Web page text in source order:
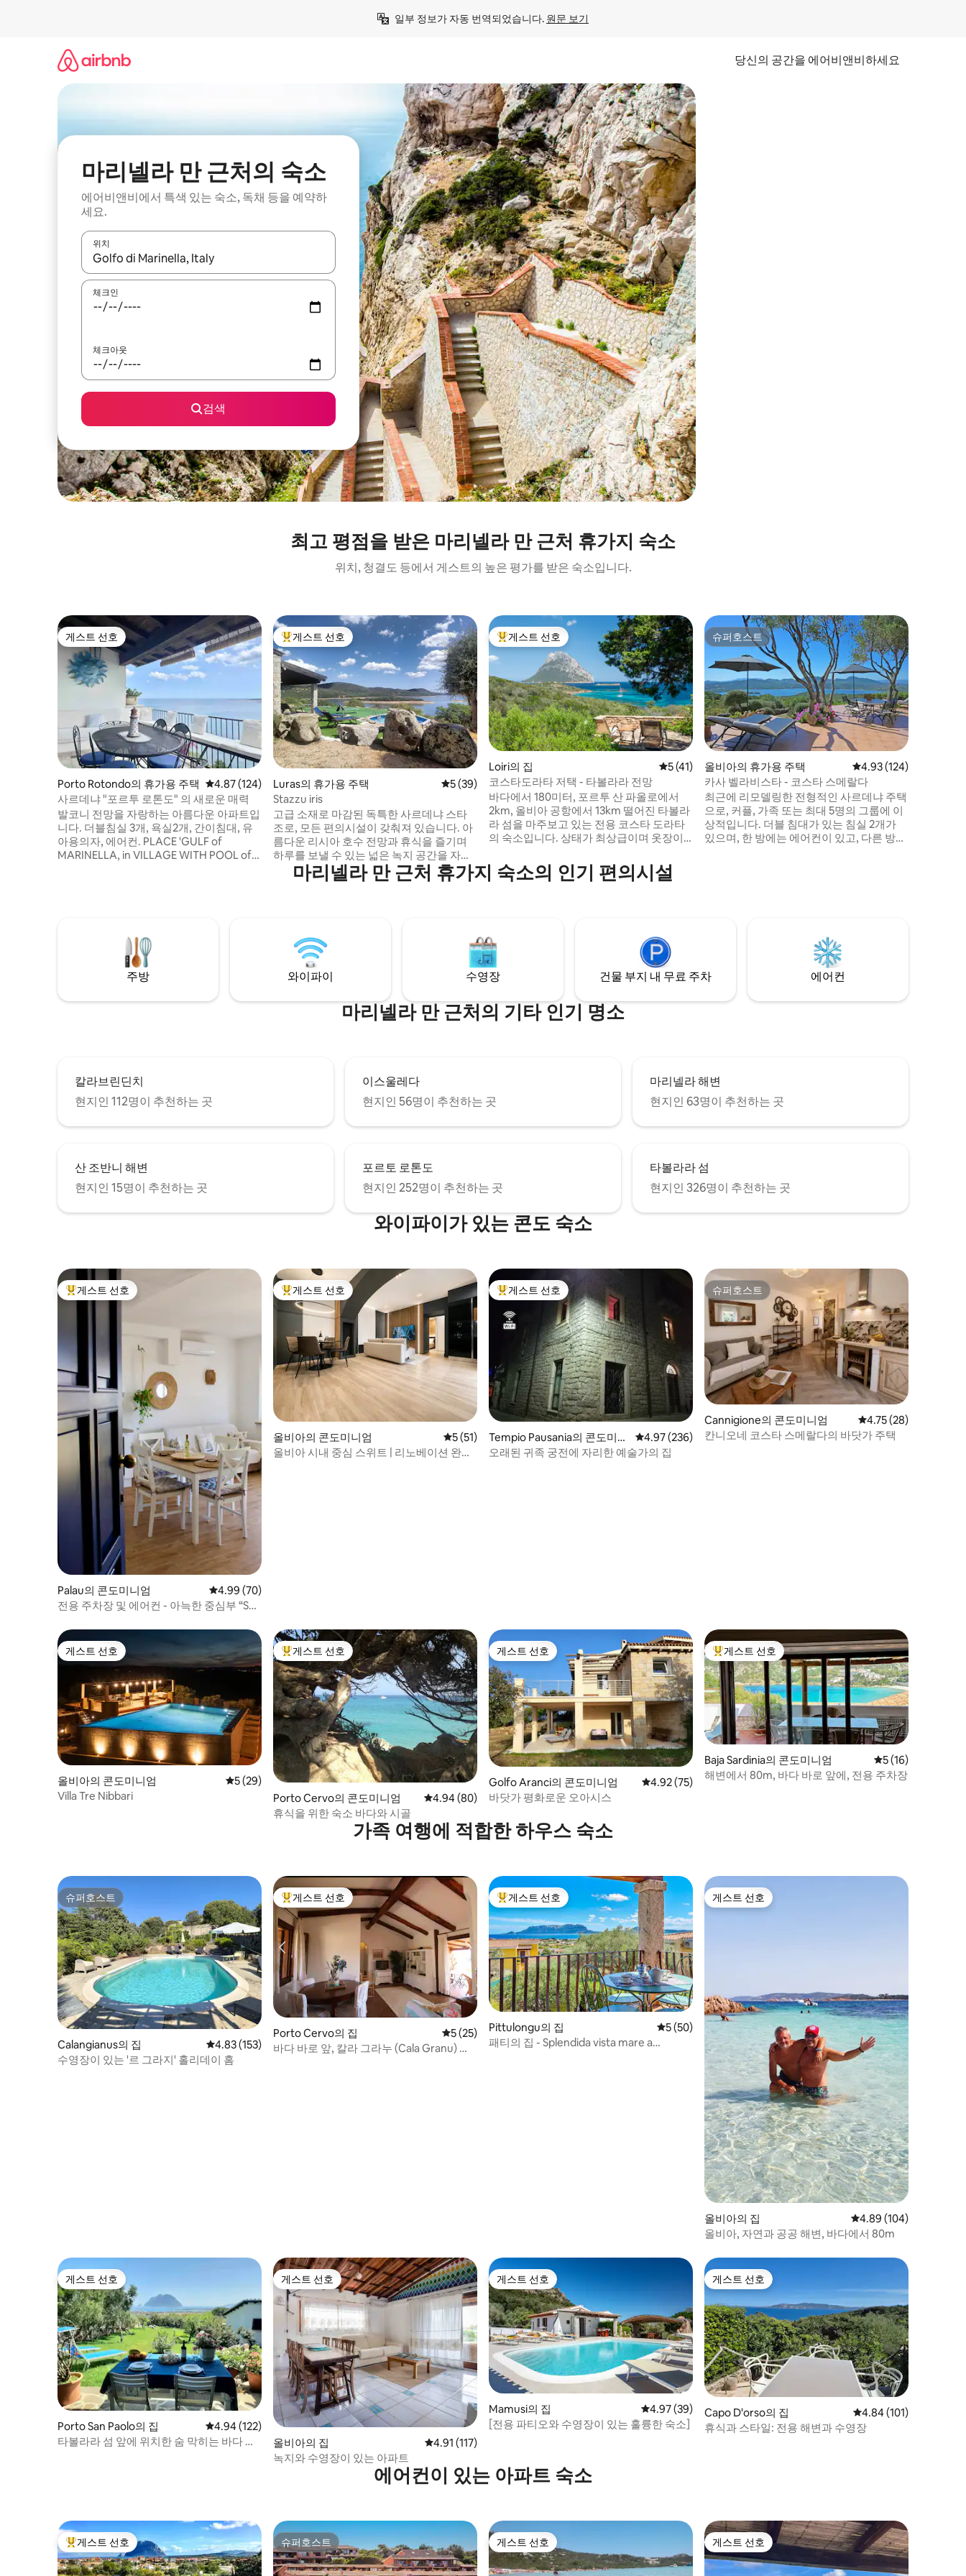
일부 정보가 자동 번역되었습니다. 원문 보기
당신의 공간을 에어비앤비하세요
마리넬라 만 근처의 숙소
에어비앤비에서 특색 있는 숙소, 독채 등을 예약하
세요.
위치
결과가 나오면 위·아래 화살표 키를 사용하거나 터치 또는 스와이프 동작으로 탐색하세요.
체크인
체크아웃
검색
최고 평점을 받은 마리넬라 만 근처 휴가지 숙소
위치, 청결도 등에서 게스트의 높은 평가를 받은 숙소입니다.
게스트 선호
게스트 선호
Porto Rotondo의 휴가용 주택 평점 4.87점(5점 만점), 후기 124개
4.87 (124)
사르데냐 "포르투 로톤도" 의 새로운 매력
발코니 전망을 자랑하는 아름다운 아파트입
니다. 더블침실 3개, 욕실2개, 간이침대, 유
아용의자, 에어컨. PLACE 'GULF of
MARINELLA, in VILLAGE WITH POOL of
할지 현금으로 지불해야 합니다. 늦은 체크
인 (오후 9시 이후), € 30
상위 게스트 선호
게스트 선호
Luras의 휴가용 주택 평점 5점(5점 만점), 후기 39개
5 (39)
Stazzu iris
고급 소재로 마감된 독특한 사르데냐 스타
조로, 모든 편의시설이 갖춰져 있습니다. 아
름다운 리시아 호수 전망과 휴식을 즐기며
하루를 보낼 수 있는 넓은 녹지 공간을 자랑
합니다. 낚시를 하거나 카누, 서핑 등 스포츠
를 즐기는 분들에게 이상적인 숙소입니다.
하이킹을 즐길 수 있습니다. 10km 거리에 유
명한 코르크 박물관과 파스카레다의 거인들
의 무덤이 있는 칼란지아누스가 있습니다.
상위 게스트 선호
게스트 선호
Loiri의 집 평점 5점(5점 만점), 후기 41개
5 (41)
코스타도라타 저택 - 타볼라라 전망
바다에서 180미터, 포르투 산 파올로에서
2km, 올비아 공항에서 13km 떨어진 타볼라
라 섬을 마주보고 있는 전용 코스타 도라타
의 숙소입니다. 상태가 최상급이며 옷장이
객실, 벽난로가 있는 거실, 가전제품이 구비
된 주방, 샤워기가 있는 욕실 2개를 제공합
입니다. 와이파이는 50Mbps입니다. 반려동
물은 동반할 수 없습니다.
슈퍼호스트
슈퍼호스트
올비아의 휴가용 주택 평점 4.93점(5점 만점),
4.93 (124)
카사 벨라비스타 - 코스타 스메랄다
최근에 리모델링한 전형적인 사르데냐 주택
으로, 커플, 가족 또는 최대 5명의 그룹에 이
상적입니다. 더블 침대가 있는 침실 2개가
있으며, 한 방에는 에어컨이 있고, 다른 방에
불과 몇 분 거리에 있으며 올비아에서 단 15
마리넬라 만 근처 휴가지 숙소의 인기 편의시설
주방 와이파이 수영장 건물 부지 내 무료 주차 에어컨
마리넬라 만 근처의 기타 인기 명소
칼라브린딘치
현지인 112명이 추천하는 곳
이스울레다
현지인 56명이 추천하는 곳
마리넬라 해변
현지인 63명이 추천하는 곳
산 조반니 해변
현지인 15명이 추천하는 곳
포르토 로톤도
현지인 252명이 추천하는 곳
타볼라라 섬
현지인 326명이 추천하는 곳
와이파이가 있는 콘도 숙소
상위 게스트 선호
게스트 선호
Palau의 콘도미니엄 평점 4.99점(5점 만점), 후기 70개
4.99 (70)
전용 주차장 및 에어컨 - 아늑한 중심부 “Sea
상위 게스트 선호
게스트 선호
올비아의 콘도미니엄 평점 5점(5점 만점), 후기 51개
5 (51)
올비아 시내 중심 스위트 | 리노베이션 완료
상위 게스트 선호
게스트 선호
Tempio Pausania의 콘도미니
엄
평점 4.97점(5점 만점), 후기 236개
4.97 (236)
오래된 귀족 궁전에 자리한 예술가의 집
슈퍼호스트
슈퍼호스트
Cannigione의 콘도미니엄 평점 4.75점(5점 만점
4.75 (28)
칸니오네 코스타 스메랄다의 바닷가 주택
게스트 선호
게스트 선호
올비아의 콘도미니엄 평점 5점(5점 만점), 후기 29개
5 (29)
Villa Tre Nibbari
상위 게스트 선호
게스트 선호
Porto Cervo의 콘도미니엄 평점 4.94점(5점 만점), 후기 80개
4.94 (80)
휴식을 위한 숙소 바다와 시골
게스트 선호
게스트 선호
Golfo Aranci의 콘도미니엄 평점 4.92점(5점 만점), 후기 75개
4.92 (75)
바닷가 평화로운 오아시스
상위 게스트 선호
게스트 선호
Baja Sardinia의 콘도미니엄 평점 5점(5점 만점
5 (16)
해변에서 80m, 바다 바로 앞에, 전용 주차장
가족 여행에 적합한 하우스 숙소
슈퍼호스트
슈퍼호스트
Calangianus의 집 평점 4.83점(5점 만점), 후기 153개
4.83 (153)
수영장이 있는 '르 그라지' 홀리데이 홈
상위 게스트 선호
게스트 선호
Porto Cervo의 집 평점 5점(5점 만점), 후기 25개
5 (25)
바다 바로 앞, 칼라 그라누 (Cala Granu) 의
상위 게스트 선호
게스트 선호
Pittulongu의 집 평점 5점(5점 만점), 후기 50개
5 (50)
패티의 집 - Splendida vista mare a
게스트 선호
게스트 선호
올비아의 집 평점 4.89점(5점 만점),
4.89 (104)
올비아, 자연과 공공 해변, 바다에서 80m
게스트 선호
게스트 선호
Porto San Paolo의 집 평점 4.94점(5점 만점), 후기 122개
4.94 (122)
타볼라라 섬 앞에 위치한 숨 막히는 바다 전
게스트 선호
게스트 선호
올비아의 집 평점 4.91점(5점 만점), 후기 117개
4.91 (117)
녹지와 수영장이 있는 아파트
게스트 선호
게스트 선호
Mamusi의 집 평점 4.97점(5점 만점), 후기 39개
4.97 (39)
[전용 파티오와 수영장이 있는 훌륭한 숙소]
게스트 선호
게스트 선호
Capo D'orso의 집 평점 4.84점(5점 만점),
4.84 (101)
휴식과 스타일: 전용 해변과 수영장
에어컨이 있는 아파트 숙소
상위 게스트 선호
게스트 선호 슈퍼호스트
슈퍼호스트 게스트 선호
게스트 선호 게스트 선호
게스트 선호